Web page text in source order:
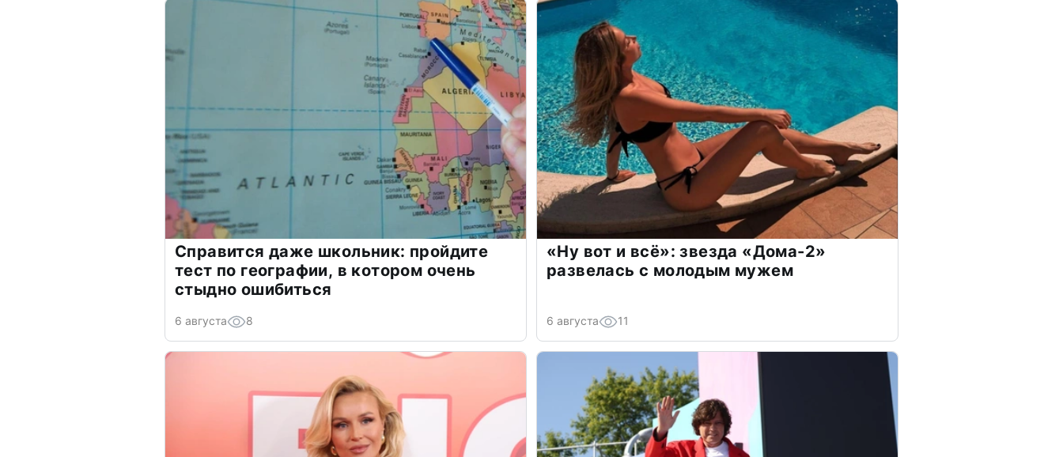
Справится даже школьник: пройдите
тест по географии, в котором очень
стыдно ошибиться
6 августа 8
«Ну вот и всё»: звезда «Дома-2»
развелась с молодым мужем
6 августа 11